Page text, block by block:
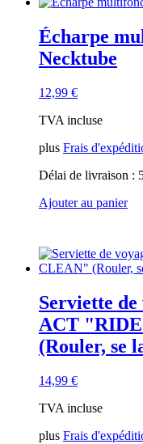
Écharpe
Necktube
12,99 €
TVA incluse
plus Frais
Délai de livraison :
Ajouter au panier
Serviette
ACT
(Rouler, se
14,99 €
TVA incluse
plus Frais